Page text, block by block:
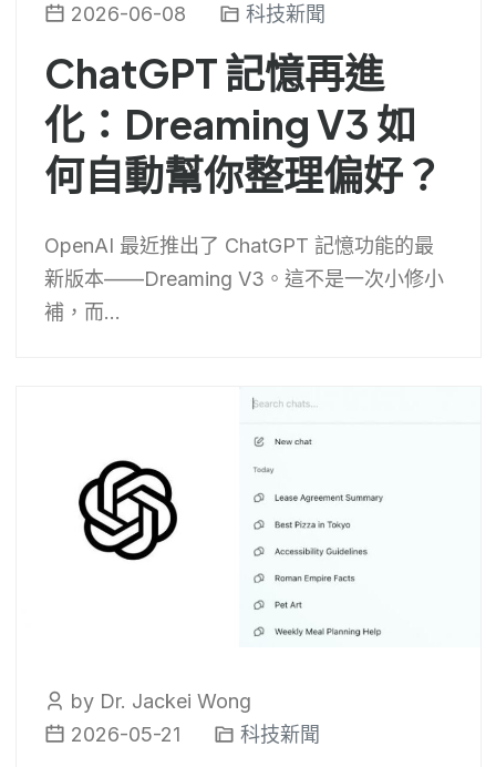
2026-06-08
科技新聞
ChatGPT 記憶再進
化：Dreaming V3 如
何自動幫你整理偏好？
OpenAI 最近推出了 ChatGPT 記憶功能的最
新版本——Dreaming V3。這不是一次小修小
補，而...
by Dr. Jackei Wong
2026-05-21
科技新聞